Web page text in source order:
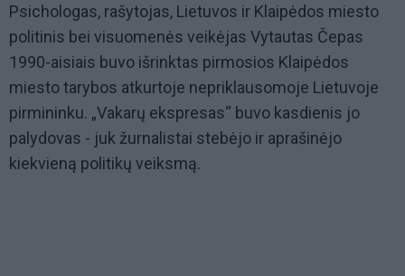
Psichologas, rašytojas, Lietuvos ir Klaipėdos miesto
politinis bei visuomenės veikėjas Vytautas Čepas
1990-aisiais buvo išrinktas pirmosios Klaipėdos
miesto tarybos atkurtoje nepriklausomoje Lietuvoje
pirmininku. „Vakarų ekspresas“ buvo kasdienis jo
palydovas - juk žurnalistai stebėjo ir aprašinėjo
kiekvieną politikų veiksmą.